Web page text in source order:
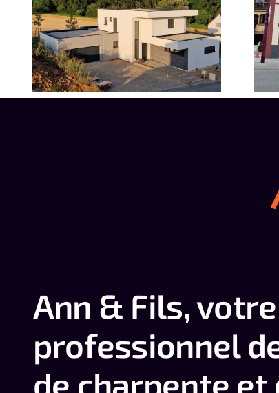
Réhabilitation d’une
dépendance en
logements
Ann & Fils, votre
professionnel
de charpente et